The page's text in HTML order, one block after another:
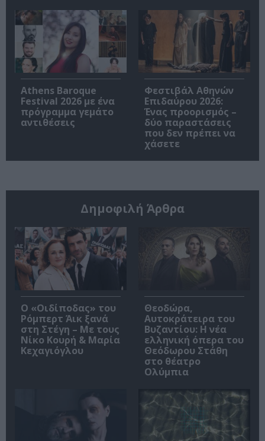
Athens Baroque
Festival 2026 με ένα
πρόγραμμα γεμάτο
αντιθέσεις
Φεστιβάλ Αθηνών
Επιδαύρου 2026:
Ένας προορισμός –
δύο παραστάσεις
που δεν πρέπει να
χάσετε
Δημοφιλή Άρθρα
O «Οιδίποδας» του
Ρόμπερτ Άικ ξανά
στη Στέγη – Με τους
Νίκο Κουρή & Μαρία
Κεχαγιόγλου
Θεοδώρα,
Αυτοκράτειρα του
Βυζαντίου: Η νέα
ελληνική όπερα του
Θεόδωρου Στάθη
στο θέατρο
Ολύμπια